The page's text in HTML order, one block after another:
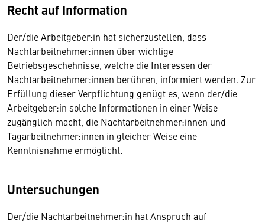
Recht auf Information
Der/die Arbeitgeber:in hat sicherzustellen, dass
Nachtarbeitnehmer:innen über wichtige
Betriebsgeschehnisse, welche die Interessen der
Nachtarbeitnehmer:innen berühren, informiert werden. Zur
Erfüllung dieser Verpflichtung genügt es, wenn der/die
Arbeitgeber:in solche Informationen in einer Weise
zugänglich macht, die Nachtarbeitnehmer:innen und
Tagarbeitnehmer:innen in gleicher Weise eine
Kenntnisnahme ermöglicht.
Untersuchungen
Der/die Nachtarbeitnehmer:in hat Anspruch auf